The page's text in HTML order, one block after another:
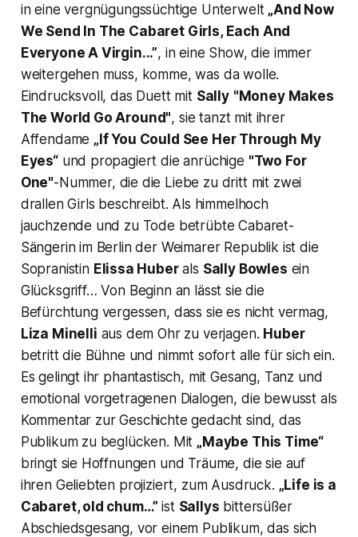
in eine vergnügungssüchtige Unterwelt „And Now
We Send In The Cabaret Girls, Each And
Everyone A Virgin...”, in eine Show, die immer
weitergehen muss, komme, was da wolle.
Eindrucksvoll, das Duett mit Sally "Money Makes
The World Go Around", sie tanzt mit ihrer
Affendame „If You Could See Her Through My
Eyes“und propagiert die anrüchige "Two For
One"-Nummer, die die Liebe zu dritt mit zwei
drallen Girls beschreibt. Als himmelhoch
jauchzende und zu Tode betrübte Cabaret-
Sängerin im Berlin der Weimarer Republik ist die
Sopranistin Elissa Huberals Sally Bowles ein
Glücksgriff… Von Beginn an lässt sie die
Befürchtung vergessen, dass sie es nicht vermag,
Liza Minelli aus dem Ohr zu verjagen. Huber
betritt die Bühne und nimmt sofort alle für sich ein.
Es gelingt ihr phantastisch, mit Gesang, Tanz und
emotional vorgetragenen Dialogen, die bewusst als
Kommentar zur Geschichte gedacht sind, das
Publikum zu beglücken. Mit „Maybe This Time“
bringt sie Hoffnungen und Träume, die sie auf
ihren Geliebten projiziert, zum Ausdruck. „Life is a
Cabaret, old chum…” ist Sallys bittersüßer
Abschiedsgesang, vor einem Publikum, das sich